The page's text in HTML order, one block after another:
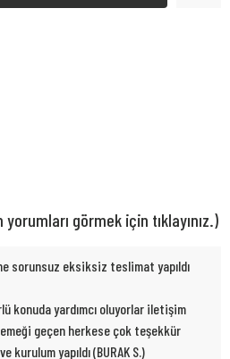
yorumları görmek için tıklayınız.)
sorunsuz eksiksiz teslimat yapıldı
konuda yardımcı oluyorlar iletişim
geçen herkese çok teşekkür
yapıldı (BURAK S.)